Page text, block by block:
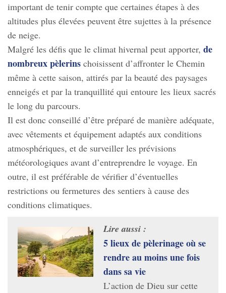
important de tenir compte que certaines étapes à des
altitudes plus élevées peuvent être sujettes à la présence
de neige.
Malgré les défis que le climat hivernal peut apporter, de
nombreux pèlerins choisissent d’affronter le Chemin
même à cette saison, attirés par la beauté des paysages
enneigés et par la tranquillité qui entoure les lieux sacrés
le long du parcours.
Il est donc conseillé d’être préparé de manière adéquate,
avec vêtements et équipement adaptés aux conditions
atmosphériques, et de surveiller les prévisions
météorologiques avant d’entreprendre le voyage. En
outre, il est préférable de vérifier d’éventuelles
restrictions ou fermetures des sentiers à cause des
conditions climatiques.
Lire aussi :
5 lieux de pèlerinage où se
rendre au moins une fois
dans sa vie
L’action de Dieu sur cette